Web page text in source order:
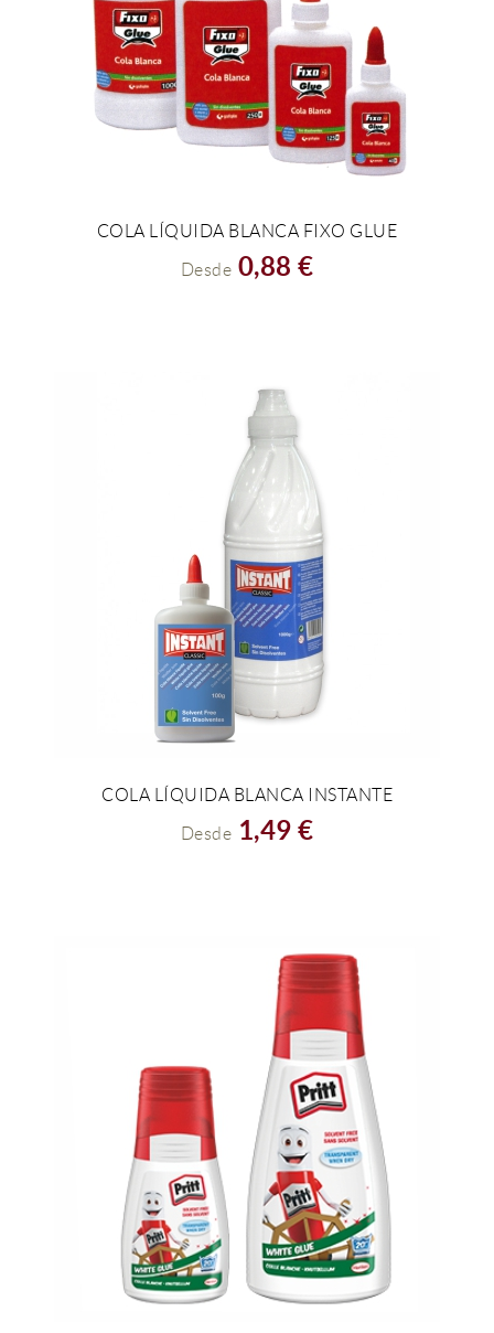
COLA LÍQUIDA BLANCA FIXO GLUE
Desde 0,88 €
COLA LÍQUIDA BLANCA INSTANTE
Desde 1,49 €